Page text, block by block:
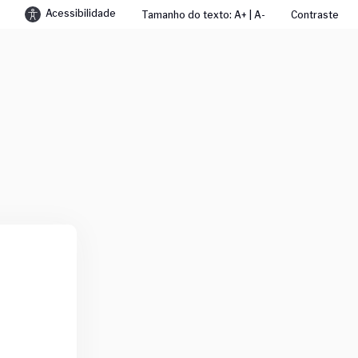
Acessibilidade Tamanho do texto: A+ | A- Contraste